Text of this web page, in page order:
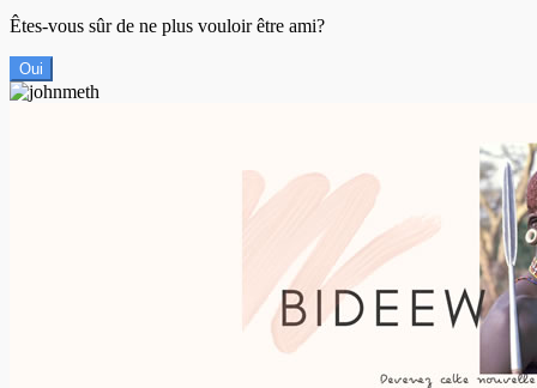
Êtes-vous sûr de ne plus vouloir être ami?
Oui